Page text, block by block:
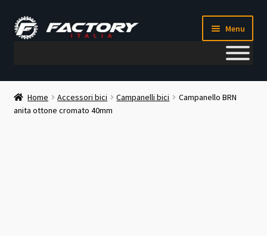
Vai
alla
Vai
al
Menu
Il mio account
Metodi di pagamento
Home Accessori bici Campanelli bici
Campanello BRN
anita ottone cromato 40mm